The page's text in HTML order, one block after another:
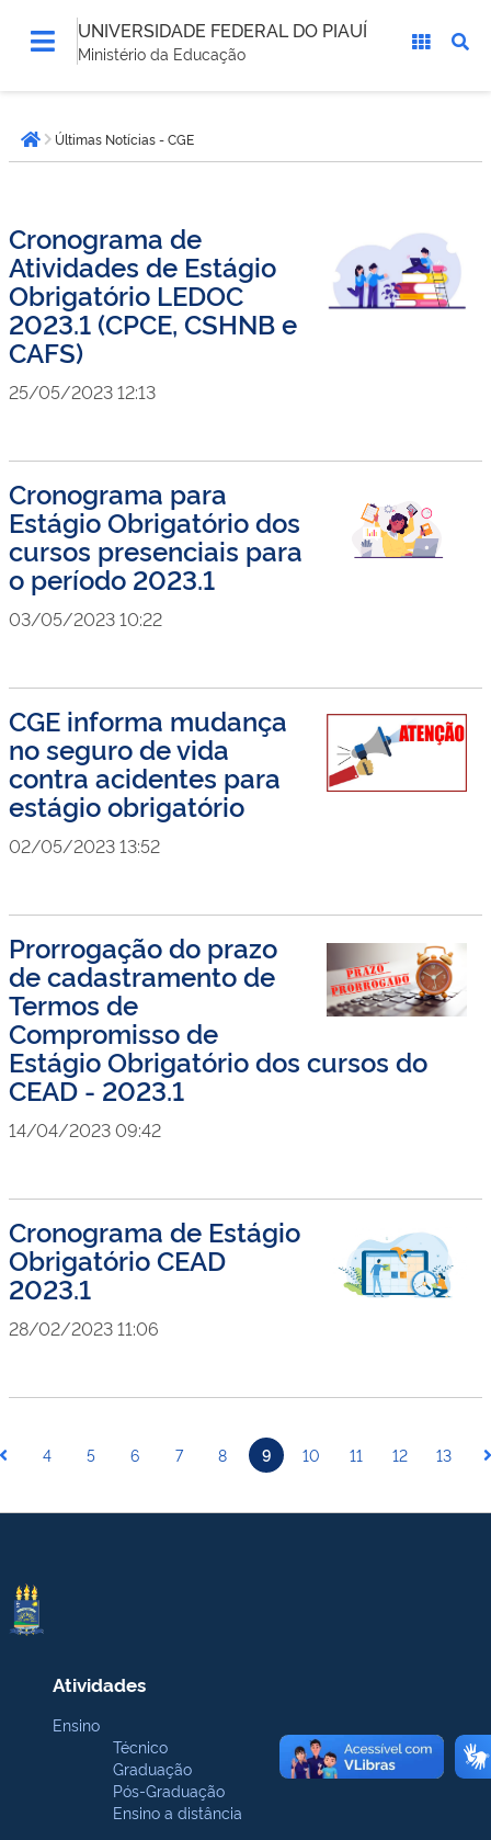
UNIVERSIDADE FEDERAL DO PIAUÍ
Ministério da Educação
está
aqui:Página inicial
Últimas Notícias - CGE
Cronograma de
Atividades de Estágio
Obrigatório LEDOC
2023.1 (CPCE, CSHNB e
CAFS)
25/05/2023 12:13
Cronograma para
Estágio Obrigatório dos
cursos presenciais para
o período 2023.1
03/05/2023 10:22
CGE informa mudança
no seguro de vida
contra acidentes para
estágio obrigatório
02/05/2023 13:52
Prorrogação do prazo
de cadastramento de
Termos de
Compromisso de
Estágio Obrigatório dos cursos do
CEAD - 2023.1
14/04/2023 09:42
Cronograma de Estágio
Obrigatório CEAD
2023.1
28/02/2023 11:06
4 5 6 7 8 9 10 11 12 13
Atividades
Ensino
Técnico
Graduação
Pós-Graduação
Ensino a distância